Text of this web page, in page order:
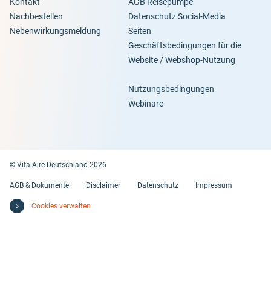
Nachbestellen
Nebenwirkungsmeldung
Datenschutz Social-Media
Seiten
Geschäftsbedingungen für die
Website / Webshop-Nutzung
Nutzungsbedingungen
Webinare
© VitalAire Deutschland 2026
AGB & Dokumente Disclaimer Datenschutz Impressum
Cookies verwalten